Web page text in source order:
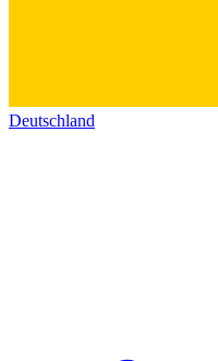
Deutschland